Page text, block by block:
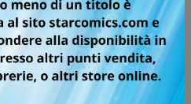
sito web, innanzitutto è
. Completata la procedura di
e
PASSWORD